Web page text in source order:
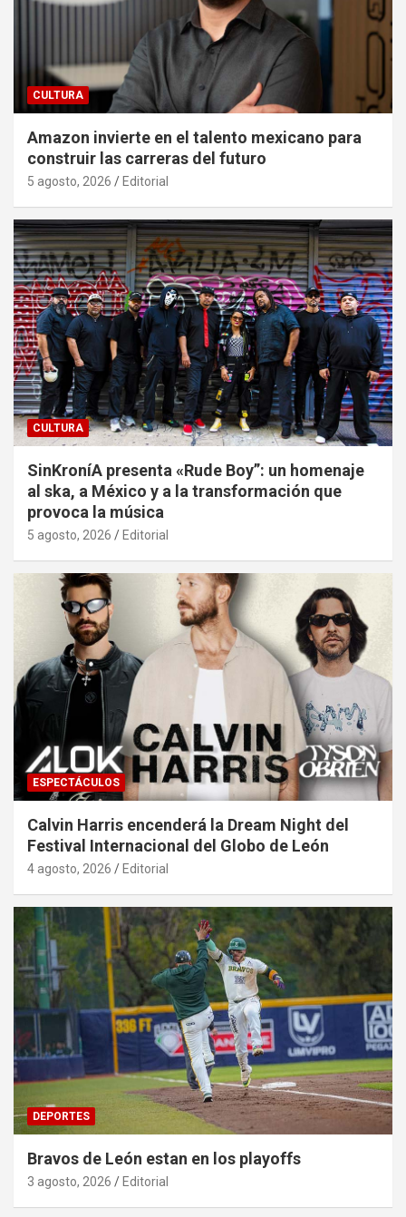
CULTURA
Amazon invierte en el talento mexicano para
construir las carreras del futuro
5 agosto, 2026 Editorial
CULTURA
SinKroníA presenta «Rude Boy”: un homenaje
al ska, a México y a la transformación que
provoca la música
5 agosto, 2026 Editorial
ESPECTÁCULOS
Calvin Harris encenderá la Dream Night del
Festival Internacional del Globo de León
4 agosto, 2026 Editorial
DEPORTES
Bravos de León estan en los playoffs
3 agosto, 2026 Editorial